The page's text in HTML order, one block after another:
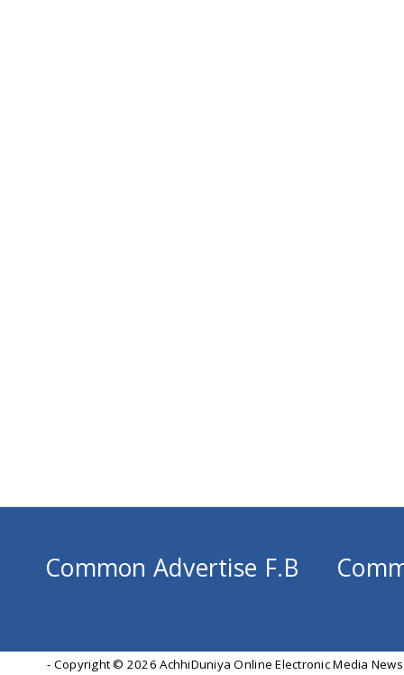
Common Advertise F.B
- Copyright © 2026 AchhiDuniya Online Electronic Media